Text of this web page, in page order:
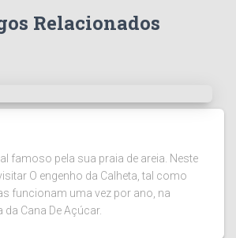
Relacionados
famoso pela sua praia de areia. Neste
O engenho da Calheta, tal como
funcionam uma vez por ano, na
Cana De Açúcar.